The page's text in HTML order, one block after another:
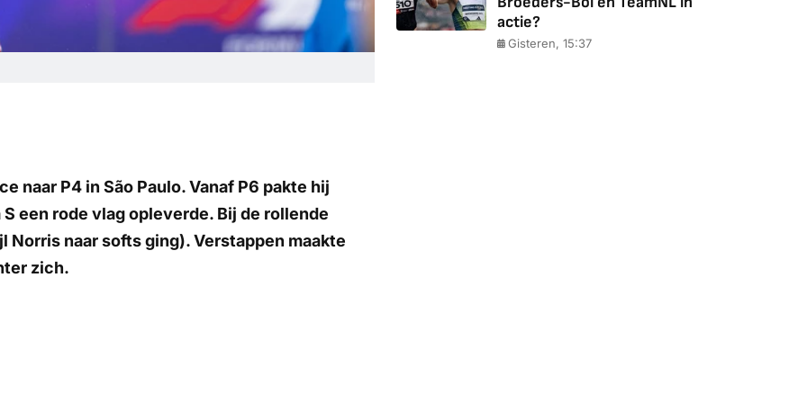
naar P4 in São Paulo. Vanaf P6 pakte hij
een rode vlag opleverde. Bij de rollende
naar softs ging). Verstappen maakte
zich.
actie?
Gisteren, 15:37